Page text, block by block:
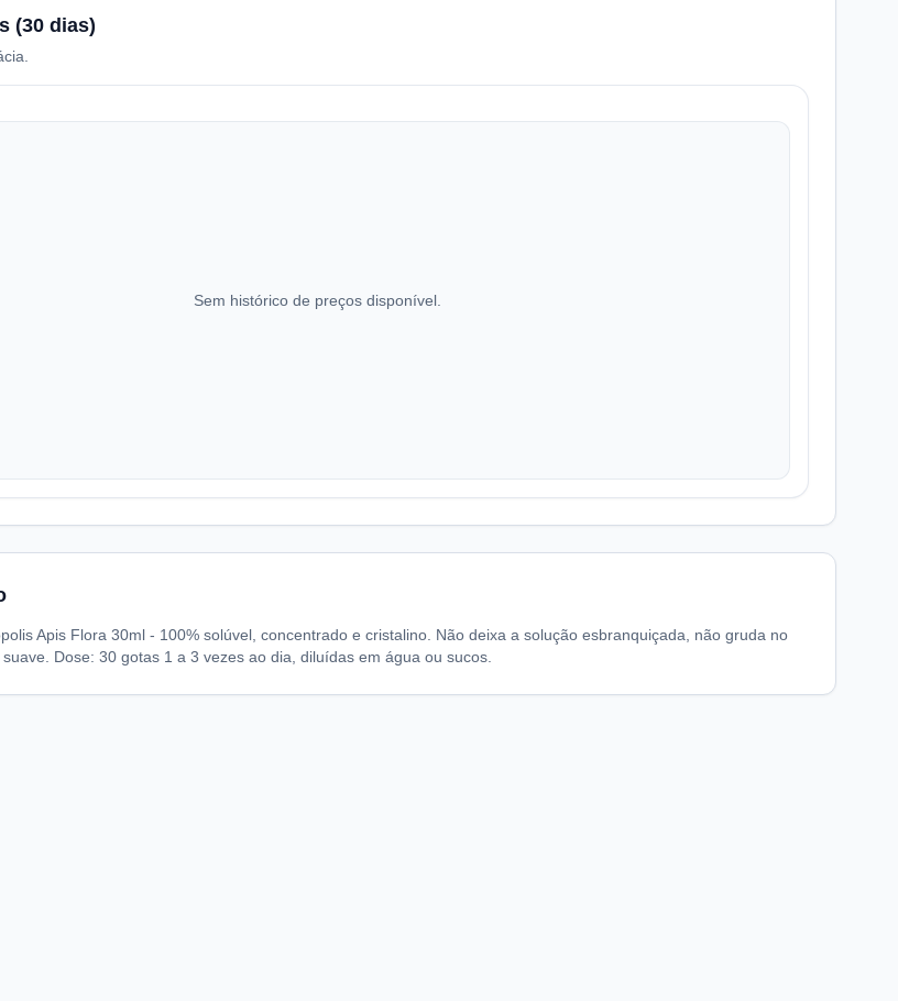
(30 dias)
Sem histórico de preços disponível.
Apis Flora 30ml - 100% solúvel, concentrado e cristalino. Não deixa a solução esbranquiçada, não gruda no
Dose: 30 gotas 1 a 3 vezes ao dia, diluídas em água ou sucos.